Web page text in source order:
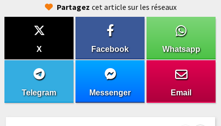
Partagez cet article sur les réseaux
X Facebook Whatsapp
Telegram Messenger Email